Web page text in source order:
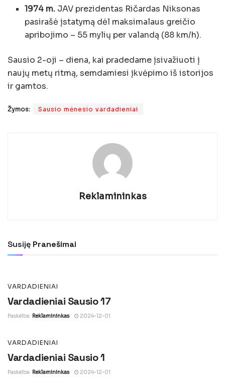
1974 m. JAV prezidentas Ričardas Niksonas
pasirašė įstatymą dėl maksimalaus greičio
apribojimo – 55 mylių per valandą (88 km/h).
Sausio 2-oji – diena, kai pradedame įsivažiuoti į
naujų metų ritmą, semdamiesi įkvėpimo iš istorijos
ir gamtos.
Žymos: Sausio mėnesio vardadieniai
Reklamininkas
Susiję Pranešimai
Paskelbė Reklamininkas
VARDADIENIAI
Vardadieniai Sausio 17
Paskelbė Reklamininkas 2024-12-01
VARDADIENIAI
Vardadieniai Sausio 1
Paskelbė Reklamininkas 2024-12-01